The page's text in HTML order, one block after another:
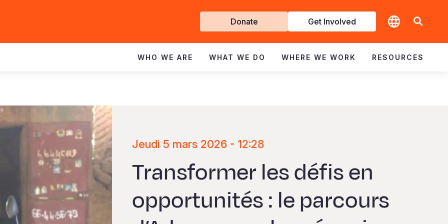
Get
Involved
Donate Get Involved
WHO WE ARE WHAT WE DO WHERE WE WORK RESOURCES
Jeudi 5 mars 2026 - 12:28
Transformer les défis en
opportunités : le parcours